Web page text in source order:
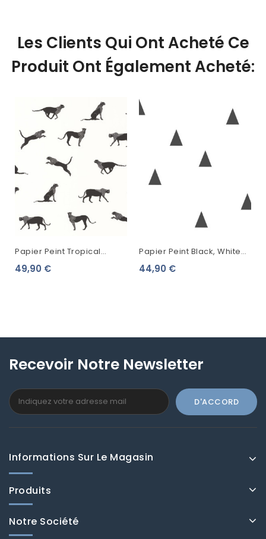
Les Clients Qui Ont Acheté Ce
Produit Ont Également Acheté:
Papier Peint Tropical
Caselio Moonlight Wild
49,90 €
Papier Peint Black, White
And Gold Esta Home
44,90 €
Recevoir Notre Newsletter
Informations Sur Le Magasin
Produits
Notre Société